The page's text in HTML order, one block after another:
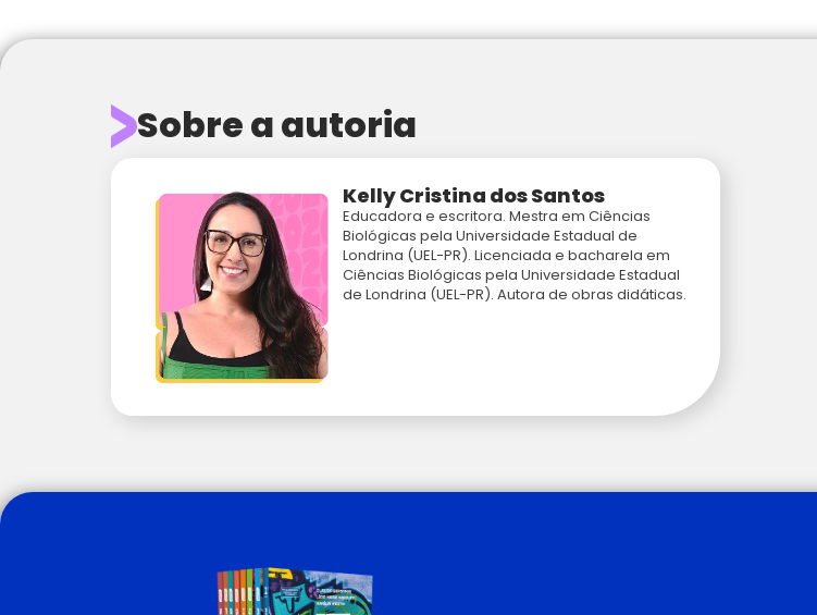
Sobre a autoria
Kelly Cristina dos Santos
Educadora e escritora. Mestra em Ciências
Biológicas pela Universidade Estadual de
Londrina (UEL-PR). Licenciada e bacharela em
Ciências Biológicas pela Universidade Estadual
de Londrina (UEL-PR). Autora de obras didáticas.